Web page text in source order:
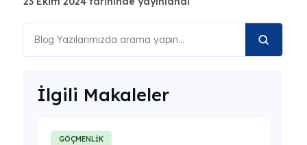
İlgili Makaleler
GÖÇMENLİK